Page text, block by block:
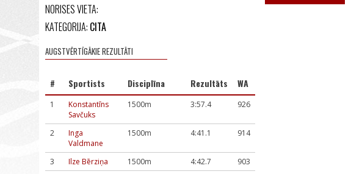
NORISES VIETA:
KATEGORIJA: CITA
AUGSTVĒRTĪGĀKIE REZULTĀTI
# Sportists Disciplīna Rezultāts WA
1
Konstantīns
Savčuks
1500m 3:57.4 926
2
Inga
Valdmane
1500m 4:41.1 914
3 Ilze Bērziņa 1500m 4:42.7
903